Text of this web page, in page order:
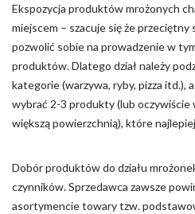
Ekspozycja produktów mrożonych
miejscem – szacuje się że przeciętny
pozwolić sobie na prowadzenie w
produktów. Dlatego dział należy
kategorie (warzywa, ryby, pizza itd.),
wybrać 2-3 produkty (lub oczywiście
większą powierzchnią), które
Dobór produktów do działu
czynników. Sprzedawca zawsze
asortymencie towary tzw.